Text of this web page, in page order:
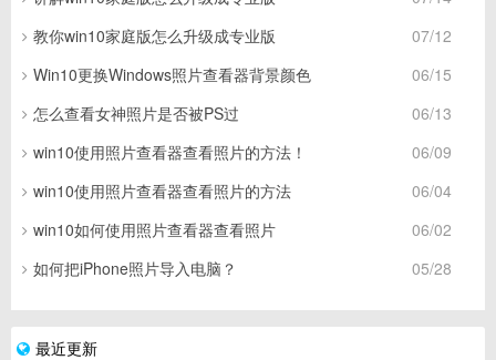
07/12
教你win10家庭版怎么升级成专业版
06/15
Win10更换Windows照片查看器背景颜色
06/13
怎么查看女神照片是否被PS过
06/09
win10使用照片查看器查看照片的方法！
06/04
win10使用照片查看器查看照片的方法
06/02
win10如何使用照片查看器查看照片
05/28
如何把iPhone照片导入电脑？
最近更新